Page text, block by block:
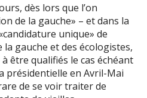
dès lors que l’on
de la gauche» – et dans la
unique» de
gauche et des écologistes,
être qualifiés le cas échéant
présidentielle en Avril-Mai
de se voir traiter de